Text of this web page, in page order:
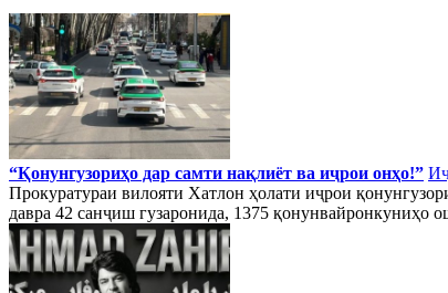
“Қонунгузориҳо дар самти нақлиёт ва иҷрои онҳо!”
Прокуратураи вилояти Хатлон ҳолати иҷрои
давра 42 санҷиш гузаронида, 1375 қонунвайронкуниҳо